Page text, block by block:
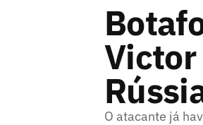
Victor
O atacante já